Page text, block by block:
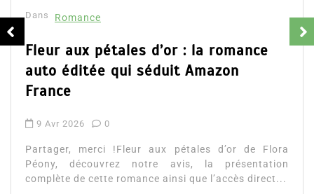
d’or : la romance
séduit Amazon
aux pétales d’or de Flora
notre avis, la présentation
ainsi que l’accès direct...
Partager,
ainsi que l’accès